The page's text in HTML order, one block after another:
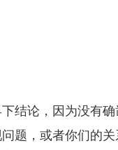
结论，因为没有
题，或者你们的关